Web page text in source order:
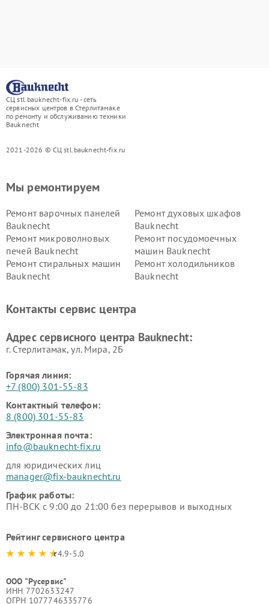
СЦ stl.bauknecht-fix.ru - сеть
сервисных центров в Стерлитамаке
по ремонту и обслуживанию техники
Bauknecht
2021-2026 © СЦ stl.bauknecht-fix.ru
Мы ремонтируем
Ремонт варочных панелей
Bauknecht
Ремонт духовых шкафов
Bauknecht
Ремонт микроволновых
печей Bauknecht
Ремонт посудомоечных
машин Bauknecht
Ремонт стиральных машин
Bauknecht
Ремонт холодильников
Bauknecht
Контакты сервис центра
Адрес сервисного центра Bauknecht:
г. Стерлитамак, ул. Мира, 2Б
Горячая линия:
+7 (800) 301-55-83
Контактный телефон:
8 (800) 301-55-83
Электронная почта:
info@bauknecht-fix.ru
для юридических лиц
manager@fix-bauknecht.ru
График работы:
ПН-ВСК с 9:00 до 21:00 без перерывов и выходных
Рейтинг сервисного центра
4.9-5.0
ООО "Русервис"
ИНН 7702633247
ОГРН 1077746335776